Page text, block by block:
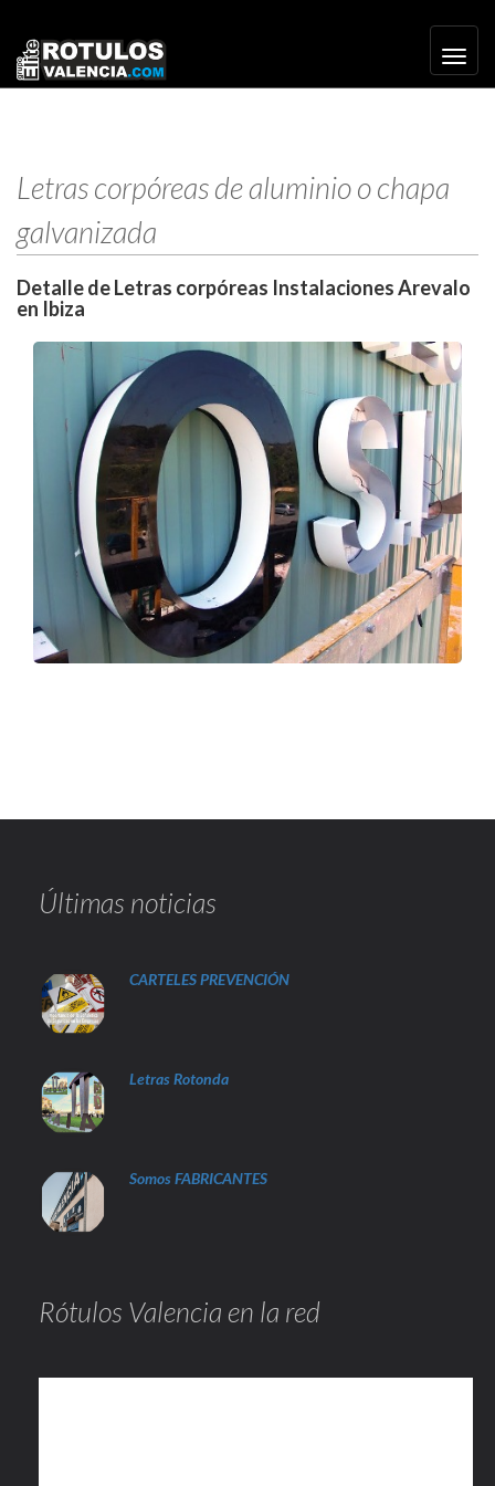
Letras corpóreas de aluminio o chapa
galvanizada
Detalle de Letras corpóreas Instalaciones Arevalo
en Ibiza
Últimas noticias
CARTELES PREVENCIÓN
Letras Rotonda
Somos FABRICANTES
Rótulos Valencia en la red